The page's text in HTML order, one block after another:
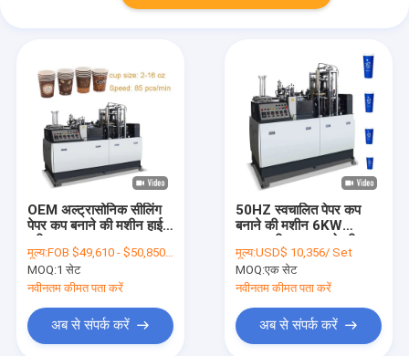
OEM अल्ट्रासोनिक सीलिंग
पेपर कप बनाने की मशीन हाई
मूल्य:FOB $49,610 - $50,850 / Set
MOQ:1 सेट
नवीनतम कीमत पता करें
अब से संपर्क करें
50HZ स्वचालित पेपर कप
बनाने की मशीन 6KW
मशीन
मूल्य:USD$ 10,356/ Set
MOQ:एक सेट
नवीनतम कीमत पता करें
अब से संपर्क करें